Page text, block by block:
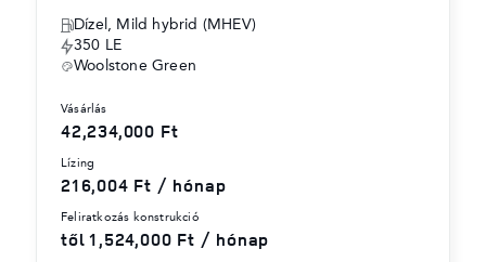
Dízel, Mild hybrid (MHEV)
350 LE
Woolstone Green
vásárlás
42,234,000 Ft
lízing
216,004 Ft / hónap
feliratkozás konstrukció
től 1,524,000 Ft / hónap